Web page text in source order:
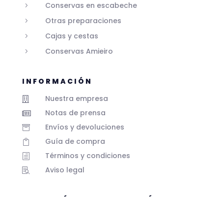
5 Conservas en escabeche
5 Otras preparaciones
5 Cajas y cestas
5 Conservas Amieiro
INFORMACIÓN
 Nuestra empresa
 Notas de prensa
 Envíos y devoluciones
 Guía de compra
h Términos y condiciones
 Aviso legal